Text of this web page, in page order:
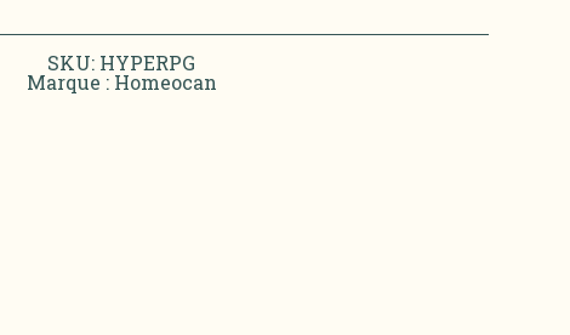
SKU: HYPERPG
Marque : Homeocan